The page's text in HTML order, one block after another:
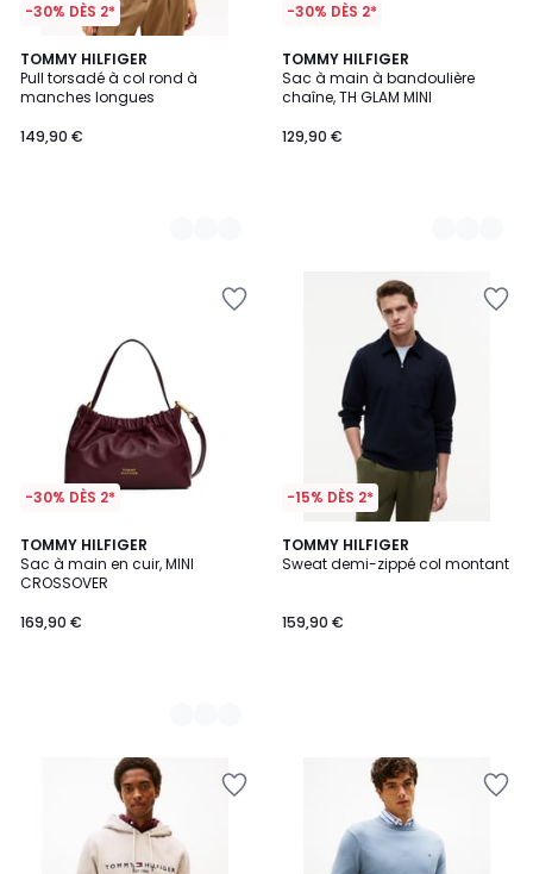
-30% DÈS 2*
TOMMY HILFIGER
Pull torsadé à col rond à
manches longues
149,90 €
3
Couleurs
-30% DÈS 2*
TOMMY HILFIGER
Sac à main à bandoulière
chaîne, TH GLAM MINI
129,90 €
2
Couleurs
-30% DÈS 2*
TOMMY HILFIGER
Sac à main en cuir, MINI
CROSSOVER
169,90 €
2
Couleurs
-15% DÈS 2*
TOMMY HILFIGER
Sweat demi-zippé col montant
159,90 €